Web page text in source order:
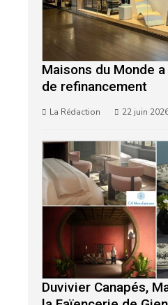
Maisons du Monde
de refinancement
La Rédaction 22 juin
Duvivier Canapés,